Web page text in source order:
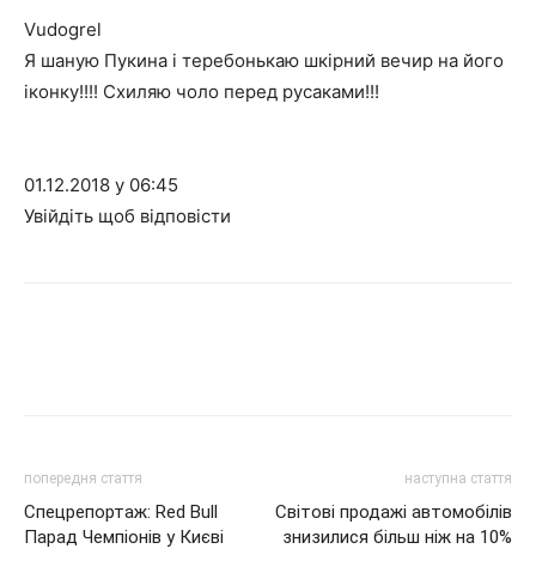
Vudogrel
Я шаную Пукина і теребонькаю шкірний вечир на його
іконку!!!! Схиляю чоло перед русаками!!!
01.12.2018 у 06:45
Увійдіть щоб відповісти
попередня стаття
Спецрепортаж: Red Bull
Парад Чемпіонів у Києві
наступна стаття
Світові продажі автомобілів
знизилися більш ніж на 10%